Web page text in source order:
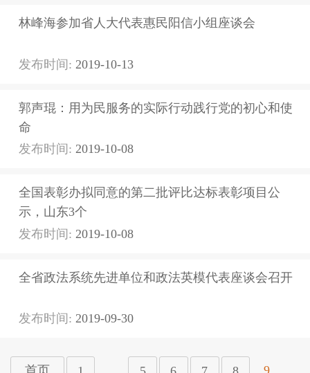
林峰海参加省人大代表惠民阳信小组座谈会
发布时间: 2019-10-13
郭声琨：用为民服务的实际行动践行党的初心和使
命
发布时间: 2019-10-08
全国表彰办拟同意的第二批评比达标表彰项目公
示，山东3个
发布时间: 2019-10-08
全省政法系统先进单位和政法英模代表座谈会召开
发布时间: 2019-09-30
9